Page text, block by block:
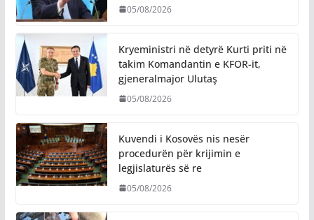
05/08/2026
Kryeministri në detyrë Kurti priti në
takim Komandantin e KFOR-it,
gjeneralmajor Ulutaş
05/08/2026
Kuvendi i Kosovës nis nesër
procedurën për krijimin e
legjislaturës së re
05/08/2026